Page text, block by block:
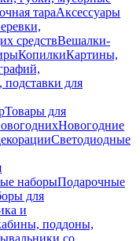
тараАксессуары
средствВешалки-
КопилкиКартины,
для
Товары для
Новогодние
Светодиодные
наборыПодарочные
для
и
поддоны,
со